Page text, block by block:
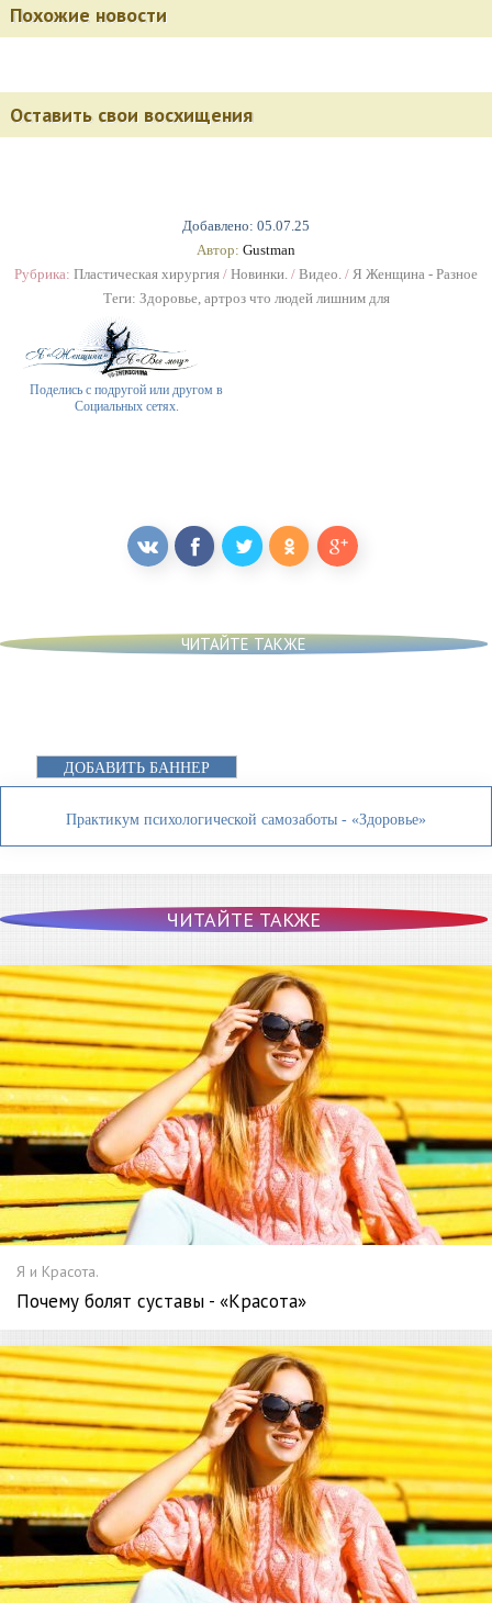
Добавлено: 05.07.25
Автор: Gustman
Рубрика: Пластическая хирургия / Новинки. / Видео. / Я Женщина - Разное
Теги: Здоровье, артроз что людей лишним для
Поделись с подругой или другом в
Социальных сетях.
Похожие новости
Оставить свои восхищения
ЧИТАЙТЕ ТАКЖЕ
ДОБАВИТЬ БАННЕР
Практикум психологической самозаботы - «Здоровье»
ЧИТАЙТЕ ТАКЖЕ
Я и Красота.
Почему болят суставы - «Красота»